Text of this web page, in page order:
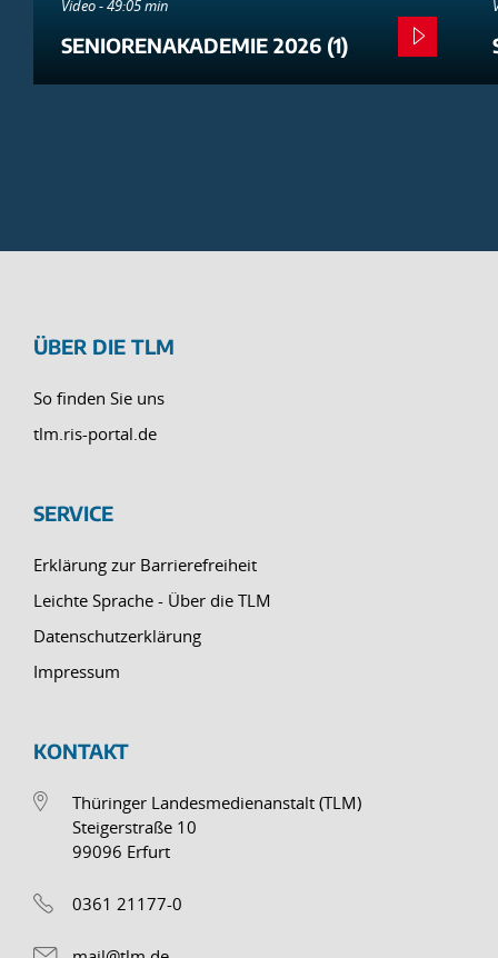
Video - 49:05 min
SENIORENAKADEMIE 2026 (1)
ÜBER DIE TLM
So finden Sie uns
tlm.ris-portal.de
SERVICE
Erklärung zur Barrierefreiheit
Leichte Sprache - Über die TLM
Datenschutzerklärung
Impressum
KONTAKT
Thüringer Landesmedienanstalt (TLM)
Steigerstraße 10
99096 Erfurt
0361 21177-0